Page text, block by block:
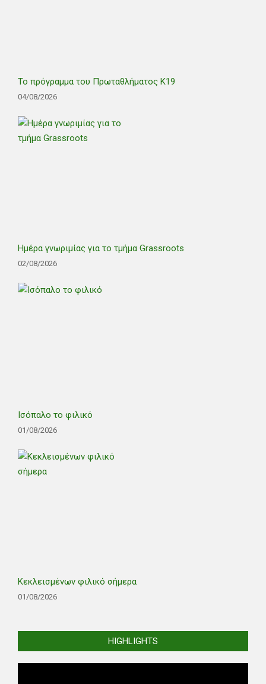
Το πρόγραμμα του Πρωταθλήματος Κ19
04/08/2026
Ημέρα γνωριμίας για το τμήμα Grassroots
02/08/2026
Ισόπαλο το φιλικό
01/08/2026
Κεκλεισμένων φιλικό σήμερα
01/08/2026
HIGHLIGHTS